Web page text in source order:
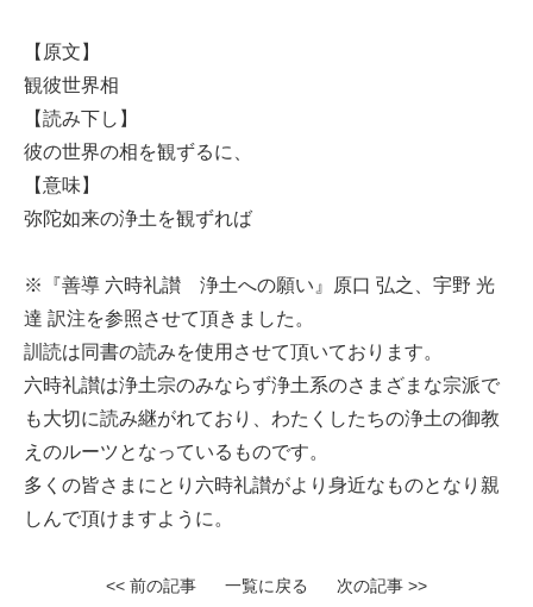
【原文】
観彼世界相
【読み下し】
彼の世界の相を観ずるに、
【意味】
弥陀如来の浄土を観ずれば
※『善導 六時礼讃 浄土への願い』原口 弘之、宇野 光
達 訳注を参照させて頂きました。
訓読は同書の読みを使用させて頂いております。
六時礼讃は浄土宗のみならず浄土系のさまざまな宗派で
も大切に読み継がれており、わたくしたちの浄土の御教
えのルーツとなっているものです。
多くの皆さまにとり六時礼讃がより身近なものとなり親
しんで頂けますように。
<< 前の記事 一覧に戻る 次の記事 >>